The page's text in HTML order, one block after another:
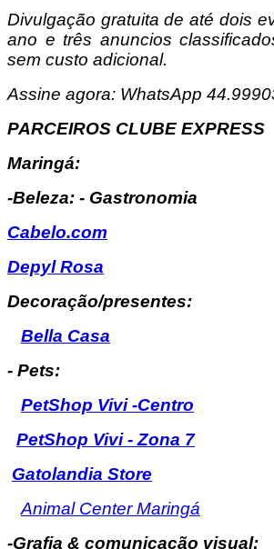
Divulgação gratuita de até dois
ano e três anuncios
sem custo adicional.
Assine agora: WhatsApp
PARCEIROS CLUBE EXPRESS
Maringá:
-Beleza: - Gastronomia
Cabelo.com
Depyl Rosa
Decoração/presentes:
Bella Casa
- Pets:
PetShop Vivi -Centro
PetShop Vivi - Zona 7
Gatolandia Store
Animal Center Maringá
-Grafia & comunicação visual: